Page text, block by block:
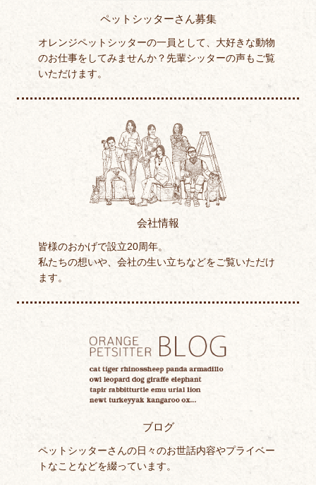
ペットシッターさん募集
オレンジペットシッターの一員として、大好きな動物
のお仕事をしてみませんか？先輩シッターの声もご覧
いただけます。
会社情報
皆様のおかげで設立20周年。
私たちの想いや、会社の生い立ちなどをご覧いただけ
ます。
ブログ
ペットシッターさんの日々のお世話内容やプライベー
トなことなどを綴っています。